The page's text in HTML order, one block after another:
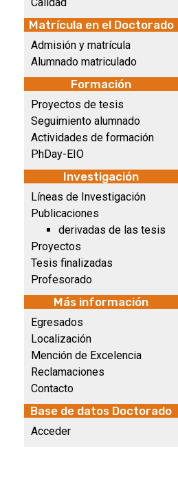
Matrícula en el Doctorado
Admisión y matrícula
Alumnado matriculado
Formación
Proyectos de tesis
Seguimiento alumnado
Actividades de formación
PhDay-EIO
Investigación
Líneas de Investigación
Publicaciones
derivadas de las tesis
Proyectos
Tesis finalizadas
Profesorado
Más información
Egresados
Localización
Mención de Excelencia
Reclamaciones
Contacto
Base de datos Doctorado
Acceder